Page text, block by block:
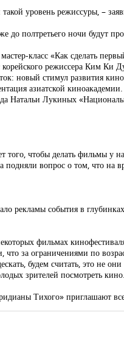
уровень режиссуры, –
до полтретьего ночи будут
класс «Как сделать
режиссера Ким
новый стимул развития
азиатской
Натальи Лукиных
чтобы делать фильмы у
вопрос о том, что на
рекламы события в
фильмах
за ограничениями по
будем считать, это не
зрителей посмотреть кино.
Тихого» приглашают